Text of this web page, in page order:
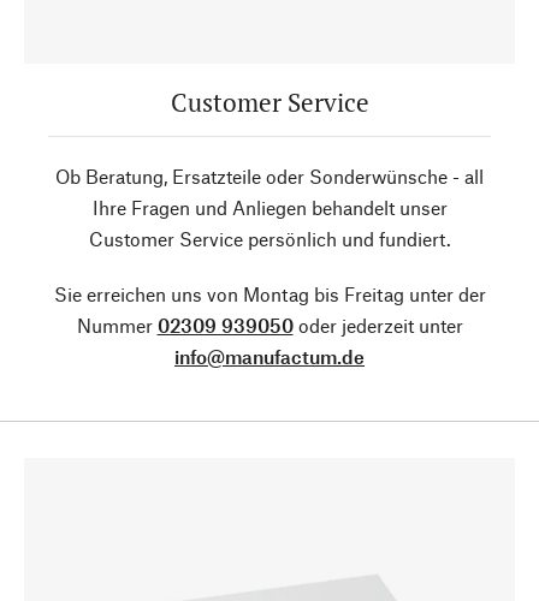
Customer Service
Ob Beratung, Ersatzteile oder Sonderwünsche - all
Ihre Fragen und Anliegen behandelt unser
Customer Service persönlich und fundiert.
Sie erreichen uns von Montag bis Freitag unter der
Nummer 02309 939050oder jederzeit unter
info@manufactum.de